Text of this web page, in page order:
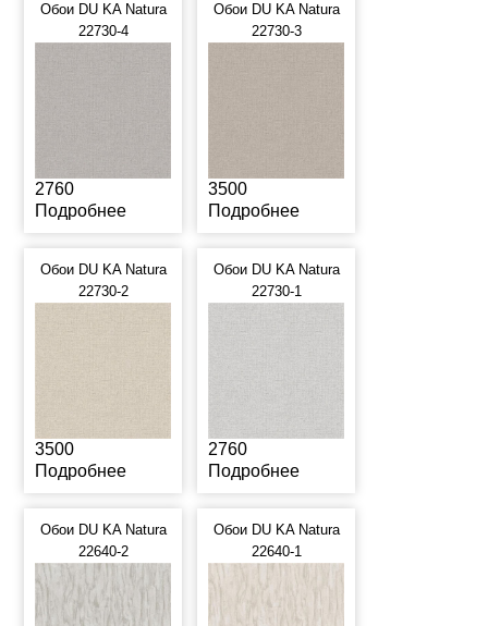
Обои DU KA Natura
22730-4
2760
Подробнее
Обои DU KA Natura
22730-3
3500
Подробнее
Обои DU KA Natura
22730-2
3500
Подробнее
Обои DU KA Natura
22730-1
2760
Подробнее
Обои DU KA Natura
22640-2
Обои DU KA Natura
22640-1